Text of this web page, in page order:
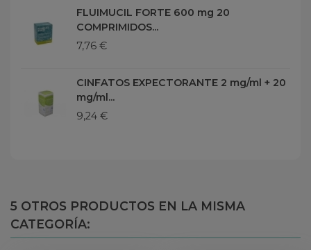
FLUIMUCIL FORTE 600 mg 20
COMPRIMIDOS...
7,76 €
CINFATOS EXPECTORANTE 2 mg/ml + 20
mg/ml...
9,24 €
5 OTROS PRODUCTOS EN LA MISMA
CATEGORÍA: